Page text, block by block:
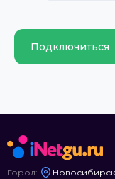
Подключиться
Город: Новосибирск